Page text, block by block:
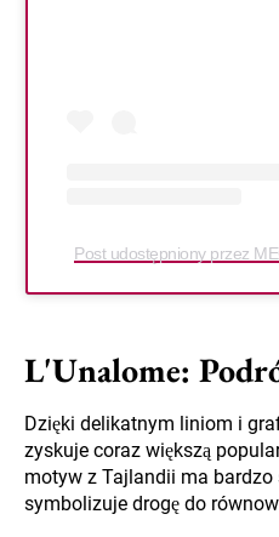
Post udostępniony przez
L'Unalome:
Dzięki delikatnym liniom i
zyskuje coraz większą
motyw z Tajlandii ma bardzo
symbolizuje drogę do